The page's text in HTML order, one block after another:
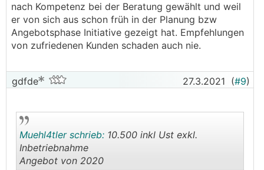
nach Kompetenz bei der Beratung gewählt und weil
er von sich aus schon früh in der Planung bzw
Angebotsphase Initiative gezeigt hat. Empfehlungen
von zufriedenen Kunden schaden auch nie.
gdfde 27.3.2021 (#9)
Muehl4tler schrieb: 10.500 inkl Ust exkl.
Inbetriebnahme
Angebot von 2020